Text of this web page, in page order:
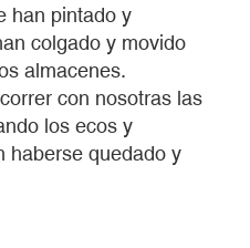
han pintado y
colgado y movido
almacenes.
con nosotras las
los ecos y
haberse quedado y